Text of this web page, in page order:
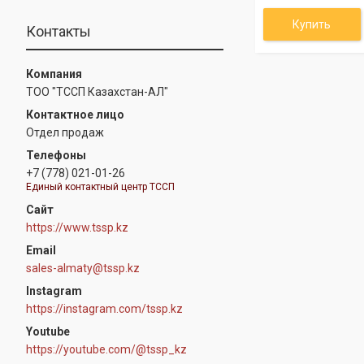
Контакты
ТОО "ТССП Казахстан-АЛ"
Отдел продаж
+7 (778) 021-01-26
Единый контактный центр ТССП
https://www.tssp.kz
sales-almaty@tssp.kz
Instagram
https://instagram.com/tssp.kz
Youtube
https://youtube.com/@tssp_kz
Купить